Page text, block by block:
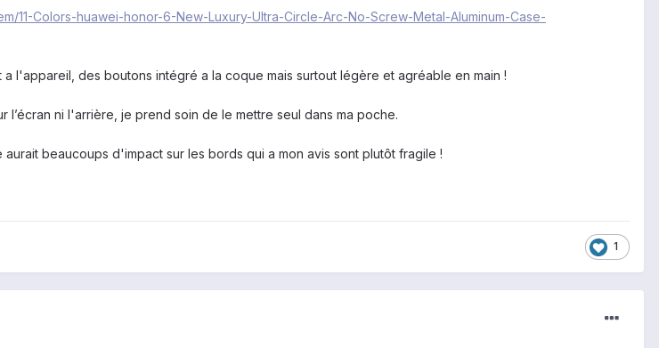
11-Colors-huawei-honor-6-New-Luxury-Ultra-Circle-Arc-No-Screw-Metal-Aluminum-Case-
l'appareil, des boutons intégré a la coque mais surtout légère et agréable en main !
l’écran ni l'arrière, je prend soin de le mettre seul dans ma poche.
beaucoups d'impact sur les bords qui a mon avis sont plutôt fragile !
1